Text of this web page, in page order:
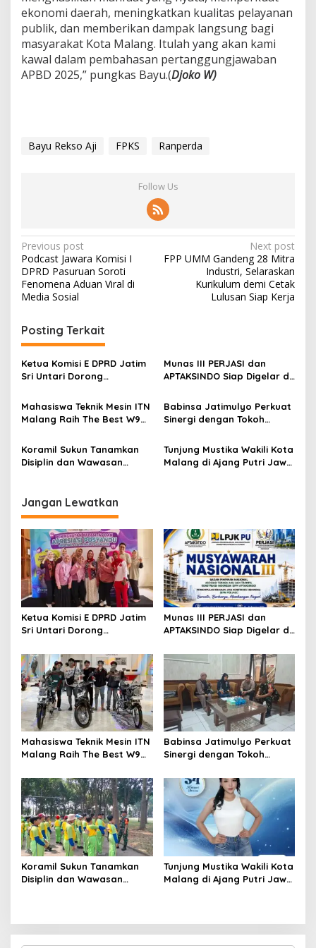
ekonomi daerah, meningkatkan kualitas pelayanan
publik, dan memberikan dampak langsung bagi
masyarakat Kota Malang. Itulah yang akan kami
kawal dalam pembahasan pertanggungjawaban
APBD 2025,” pungkas Bayu.(Djoko W)
Bayu Rekso Aji FPKS Ranperda
Follow Us
P
o
s
n
a
v
g
a
t
i
n
Previous post
Podcast Jawara Komisi I
DPRD Pasuruan Soroti
Fenomena Aduan Viral di
Media Sosial
Next post
FPP UMM Gandeng 28 Mitra
Industri, Selaraskan
Kurikulum demi Cetak
Lulusan Siap Kerja
Posting Terkait
Ketua Komisi E DPRD Jatim
Sri Untari Dorong
Posyandu sebagai Garda
Terdepan Layanan
Kesehatan
Munas III PERJASI dan
APTAKSINDO Siap Digelar di
Semangat Perkuat Tata
Kelola Organisasi
Mahasiswa Teknik Mesin ITN
Malang Raih The Best W9
Vol 3, Buktikan Inovasi
Kampus di Panggung
Nasional
Babinsa Jatimulyo Perkuat
Sinergi dengan Tokoh
Kondusivitas Wilayah Lewat
Komsos
Koramil Sukun Tanamkan
Disiplin dan Wawasan
Tunjung Mustika Wakili Kota
Malang di Ajang Putri Jawa
Jangan Lewatkan
Ketua Komisi E DPRD Jatim
Sri Untari Dorong
Posyandu sebagai Garda
Terdepan Layanan
Kesehatan
Munas III PERJASI dan
APTAKSINDO Siap Digelar di
Semangat Perkuat Tata
Mahasiswa Teknik Mesin ITN
Malang Raih The Best W9
Vol 3, Buktikan Inovasi
Kampus di Panggung
Nasional
Babinsa Jatimulyo Perkuat
Sinergi dengan Tokoh
Kondusivitas Wilayah Lewat
Komsos
Koramil Sukun Tanamkan
Disiplin dan Wawasan
Tunjung Mustika Wakili Kota
Malang di Ajang Putri Jawa